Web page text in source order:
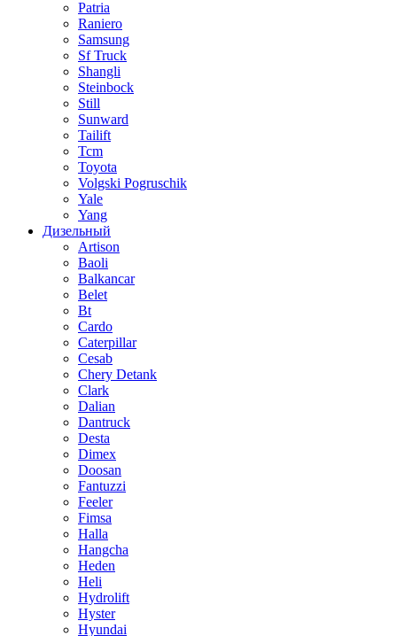
Patria
Raniero
Samsung
Sf Truck
Shangli
Steinbock
Still
Sunward
Tailift
Tcm
Toyota
Volgski Pogruschik
Yale
Yang
Дизельный
Artison
Baoli
Balkancar
Belet
Bt
Cardo
Caterpillar
Cesab
Chery Detank
Clark
Dalian
Dantruck
Desta
Dimex
Doosan
Fantuzzi
Feeler
Fimsa
Halla
Hangcha
Heden
Heli
Hydrolift
Hyster
Hyundai